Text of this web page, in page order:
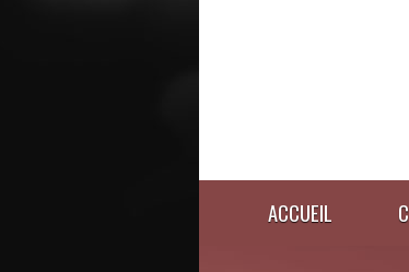
ACCUEIL